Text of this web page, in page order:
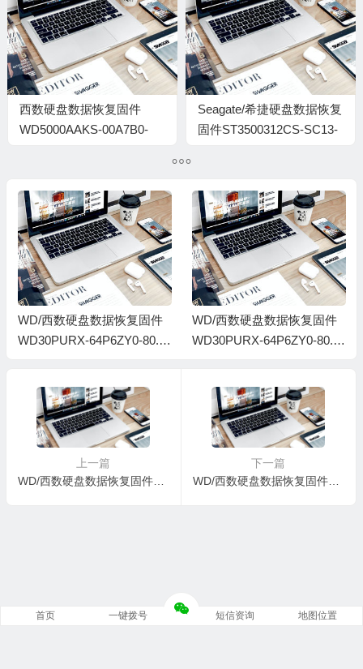
西数硬盘数据恢复固件
WD5000AAKS-00A7B0-
000500BQ
Seagate/希捷硬盘数据恢复
固件ST3500312CS-SC13-
WD/西数硬盘数据恢复固件
WD30PURX-64P6ZY0-80.0
WD/西数硬盘数据恢复固件
WD30PURX-64P6ZY0-80.0
上一篇
WD/西数硬盘数据恢复固件WD30EFRX-68EUZN0-82.00A82-WD-WCC4N3PAJPYT-0001006A-H6-1740
下一篇
WD/西数硬盘数据恢复固件WD30EFRX-68EUZN0-82.00A82-WD-WMC4N0E00H1J-0001005J-H6-1740
首页 一键拨号 短信资询 地图位置